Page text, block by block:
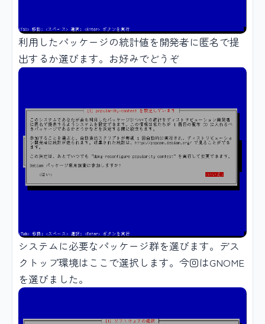
利用したパッケージの統計値を開発者に匿名で提
出するか選びます。お好みでどうぞ
システムに必要なパッケージ群を選びます。デス
クトップ環境はここで選択します。今回はGNOME
を選びました。